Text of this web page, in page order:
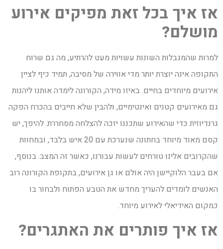
אז איך בכל זאת מפיקים אירוע
מושלם?
למרות שהמגבלות השונות עשויות מעט להרתיע, מה גם שרוח
התקופה אינה יוצרת יותר מדי אווירה של מסיבה, תמיד כיף לציין
אירועים מיוחדים בחיים. באיזו מידה, הקורונה לימדה אותנו ליהנות
גם מאירועים קטנים ואינטימיים, ולהבין שלא חייבים בהכרח הפקה
גרנדיוזית כדי שהאירוע שתכננו יזכה להצלחה מסחררת. להיפך, יש
קסם מאוד מיוחד בחתונה שנערכת עם 20 איש בלבד, ובמחוות
שהקרובים אלינו טורחים לעשות עבורנו, כאשר זה המצב. בנוסף,
אם בעבר הלוקיישן היה אולם או גן אירועים, בתקופת הקורונה רוב
האנשים לומדים להעריך מחדש את הטבע הפתוח ולבחור בו
כמקום האידיאלי לאירוע מיוחד.
אז איך פותרים את האתגרים?